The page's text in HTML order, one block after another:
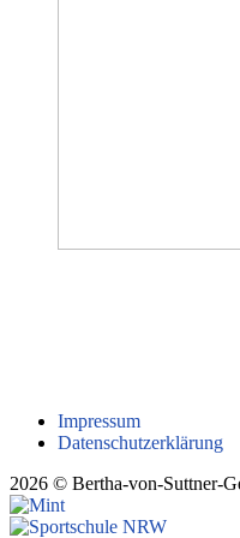
Impressum
Datenschutzerklärung
2026 © Bertha-von-Suttner-